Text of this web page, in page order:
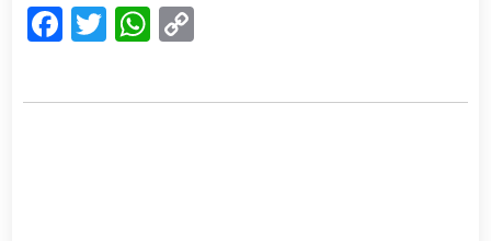
Facebook
TwitterWhatsApp